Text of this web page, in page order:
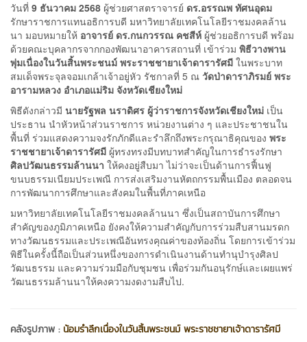
วันที่ 9 ธันวาคม 2568 ผู้ช่วยศาสตราจารย์ ดร.อรรณพ ทัศนอุดม
รักษาราชการแทนอธิการบดี มหาวิทยาลัยเทคโนโลยีราชมงคลล้าน
นา มอบหมายให้ อาจารย์ ดร.กนกวรรณ คชสีห์ ผู้ช่วยอธิการบดี พร้อม
ด้วยคณะบุคลากรจากกองพัฒนาอาคารสถานที่ เข้าร่วม พิธีวางพาน
พุ่มเนื่องในวันสิ้นพระชนม์ พระราชชายาเจ้าดารารัศมี ในพระบาท
สมเด็จพระจุลจอมเกล้าเจ้าอยู่หัว รัชกาลที่ 5 ณ วัดป่าดาราภิรมย์ พระ
อารามหลวง อำเภอแม่ริม จังหวัดเชียงใหม่
พิธีดังกล่าวมี นายรัฐพล นราดิศร ผู้ว่าราชการจังหวัดเชียงใหม่ เป็น
ประธาน นำหัวหน้าส่วนราชการ หน่วยงานต่าง ๆ และประชาชนใน
พื้นที่ ร่วมแสดงความจงรักภักดีและรำลึกถึงพระกรุณาธิคุณของ พระ
ราชชายาเจ้าดารารัศมี ผู้ทรงทรงมีบทบาทสำคัญในการธำรงรักษา
ศิลปวัฒนธรรมล้านนา ให้คงอยู่สืบมา ไม่ว่าจะเป็นด้านการฟื้นฟู
ขนบธรรมเนียมประเพณี การส่งเสริมงานหัตถกรรมพื้นเมือง ตลอดจน
การพัฒนาการศึกษาและสังคมในพื้นที่ภาคเหนือ
มหาวิทยาลัยเทคโนโลยีราชมงคลล้านนา ซึ่งเป็นสถาบันการศึกษา
สำคัญของภูมิภาคเหนือ ยังคงให้ความสำคัญกับการร่วมสืบสานมรดก
ทางวัฒนธรรมและประเพณีอันทรงคุณค่าของท้องถิ่น โดยการเข้าร่วม
พิธีในครั้งนี้ถือเป็นส่วนหนึ่งของการดำเนินงานด้านทำนุบำรุงศิลป
วัฒนธรรม และความร่วมมือกับชุมชน เพื่อร่วมกันอนุรักษ์และเผยแพร่
วัฒนธรรมล้านนาให้คงความงดงามสืบไป.
คลังรูปภาพ : น้อมรำลึกเนื่องในวันสิ้นพระชนม์ พระราชชายาเจ้าดารารัศมี